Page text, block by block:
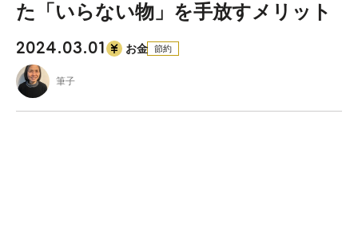
た「いらない物」を手放すメリット
2024.03.01 お金 節約
筆子